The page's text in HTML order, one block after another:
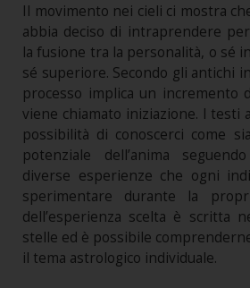
Il movimento nei cieli ci mostra
abbia deciso di intraprendere
la fusione tra la personalità, o sé
sé superiore. Secondo gli antichi
processo implica un incremento
viene chiamato iniziazione. I testi
possibilità di conoscerci come
potenziale dell’anima
diverse esperienze che ogni
sperimentare durante la
dell’esperienza scelta è scritta
stelle ed è possibile
il tema astrologico individuale.